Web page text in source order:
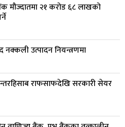
सिल खोलेर तेल निकाल्ने सात जना
बनाउने ट्रम्पको नयाँ प्रयास, दुई
प्रदेश सरकारमा सहभागी नहुने
मौज्दातमा २१ करोड ६८ लाखको
उत्पादन नियन्त्रणमा
राफसाफदेखि सरकारी सेयर